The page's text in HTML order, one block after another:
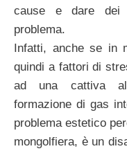
cause e dare dei
problema.
Infatti, anche se in
quindi a fattori di
ad una cattiva
formazione di gas
problema estetico
mongolfiera, è un